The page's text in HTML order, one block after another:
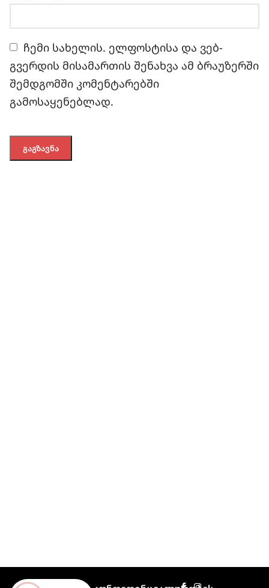
ჩემი სახელის. ელფოსტისა და ვებ-
გვერდის მისამართის შენახვა ამ ბრაუზერში
შემდგომში კომენტარებში
გამოსაყენებლად.